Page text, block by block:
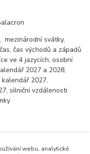
mezinárodní svátky,
čas východů a západů
ve 4 jazycích, osobní
2027 a 2028,
2027,
silniční vzdálenosti
webu, analytické